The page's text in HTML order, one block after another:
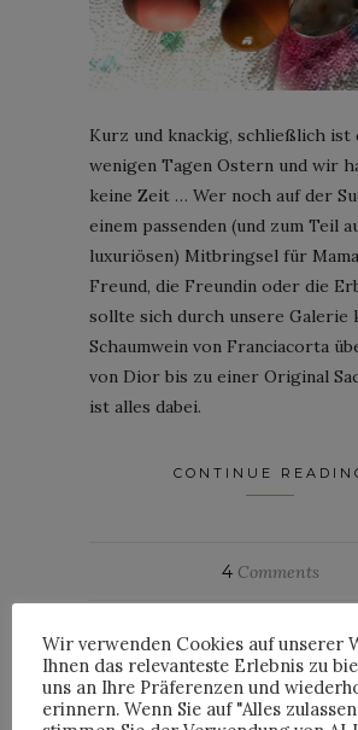
Kurz und knackig, schließlich ist
wenigen Tagen Ostern und wir
keine Zeit … Wer noch auf der
einem passenden (und zum Teil
luxuriösen) Mitbringsel für
Freund, die Freundin oder die
sollte sich durch unsere Galerie
Schaumwein von Franciacorta
von Dior bis zu einer Original
ist alles dabei.
CONTINUE
4Comments
Wir verwenden Cookies auf unserer
Ihnen das relevanteste Erlebnis zu
uns an Ihre Präferenzen und
erinnern. Wenn Sie auf "Alles